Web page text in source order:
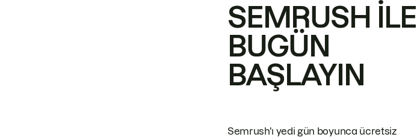
SEMRUSH ILE
BUGÜN
BAŞLAYIN
Semrush'ı yedi gün boyunca ücretsiz